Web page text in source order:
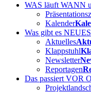
WAS läuft WANN
Kalender
Was gibt es
Aktuelles
Klappstuhl
Newsletter
Reportagen
Das passiert VOR